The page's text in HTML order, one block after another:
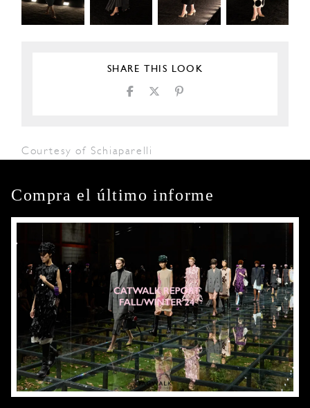
SHARE THIS LOOK
Courtesy of Schiaparelli
Compra el último informe